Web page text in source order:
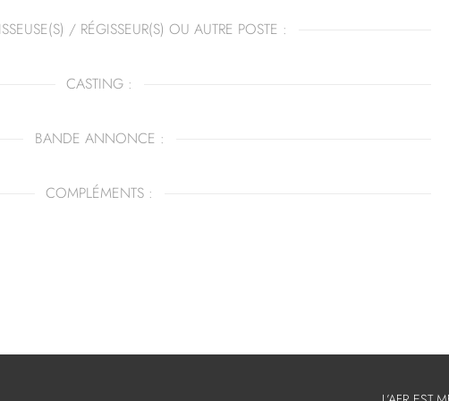
/ RÉGISSEUR(S) OU AUTRE POSTE :
CASTING :
BANDE ANNONCE :
COMPLÉMENTS :